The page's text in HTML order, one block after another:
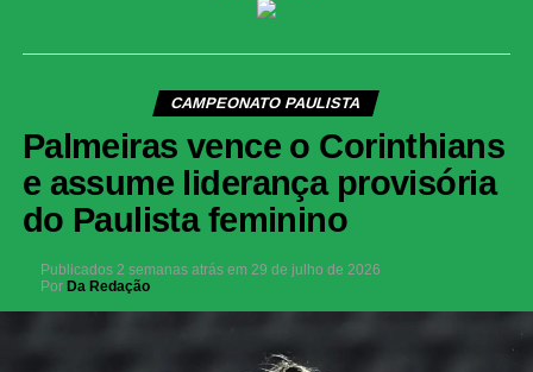
CAMPEONATO PAULISTA
Palmeiras vence o Corinthians
e assume liderança provisória
do Paulista feminino
Publicados 2 semanas atrás em 29 de julho de 2026
Por Da Redação